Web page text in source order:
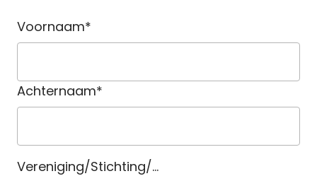
Voornaam*
Achternaam*
Vereniging/Stichting/…